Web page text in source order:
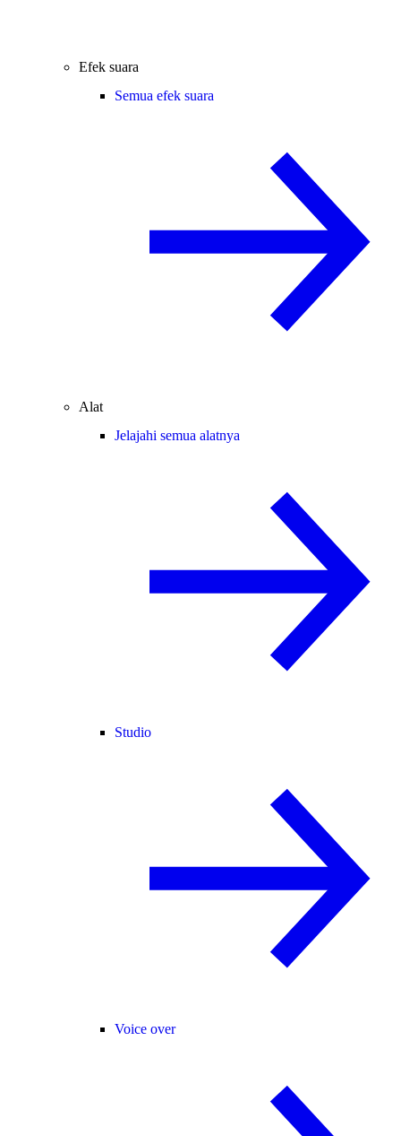
Efek suara
Semua efek suara
Alat
Jelajahi semua alatnya
Studio
Voice over